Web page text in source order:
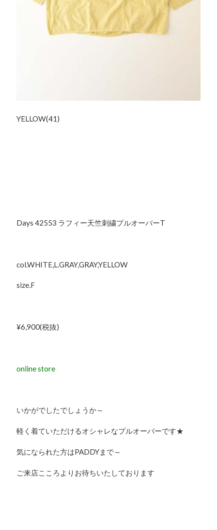
YELLOW(41)
Days 42553 ラフィー天竺刺繍プルオーバーT
col.WHITE,L.GRAY,GRAY,YELLOW
size.F
¥6,900(税抜)
online store
いかがでしたでしょうか～
軽く着ていただけるオシャレなプルオーバーです★
気になられた方はPADDYまで～
ご来店こころよりお待ちいたしております